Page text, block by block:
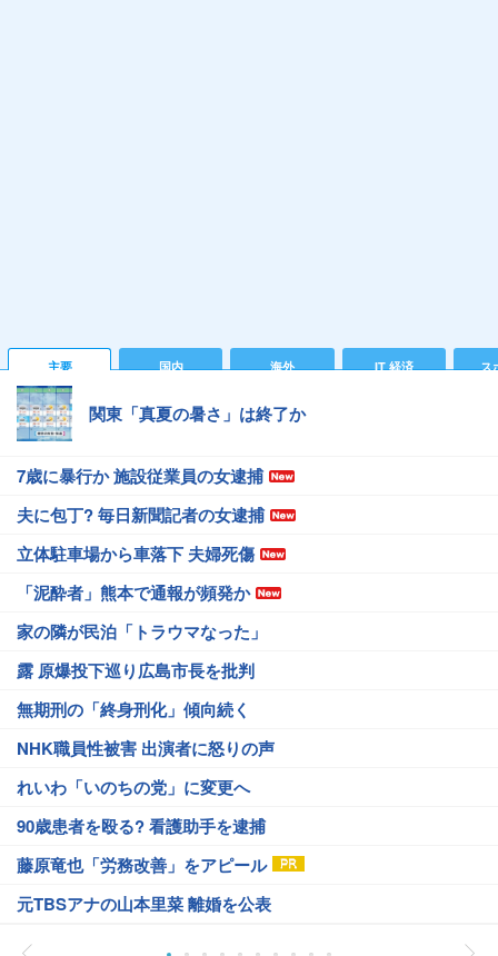
主要 国内 海外 IT 経済 ス
関東「真夏の暑さ」は終了か
7歳に暴行か 施設従業員の女逮捕
夫に包丁? 毎日新聞記者の女逮捕
立体駐車場から車落下 夫婦死傷
「泥酔者」熊本で通報が頻発か
家の隣が民泊「トラウマなった」
露 原爆投下巡り広島市長を批判
無期刑の「終身刑化」傾向続く
NHK職員性被害 出演者に怒りの声
れいわ「いのちの党」に変更へ
90歳患者を殴る? 看護助手を逮捕
藤原竜也「労務改善」をアピール
元TBSアナの山本里菜 離婚を公表